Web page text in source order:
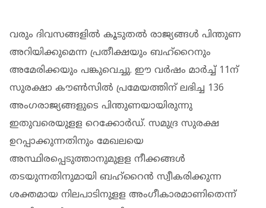
വരും ദിവസങ്ങളില്‍ കൂടുതല്‍ രാജ്യങ്ങള്‍ പിന്തുണ
അറിയിക്കുമെന്ന പ്രതീക്ഷയും ബഹ്‌റൈനും
അമേരിക്കയും പങ്കുവെച്ചു. ഈ വര്‍ഷം മാര്‍ച്ച് 11ന്
സുരക്ഷാ കൗണ്‍സില്‍ പ്രമേയത്തിന് ലഭിച്ച 136
അംഗരാജ്യങ്ങളുടെ പിന്തുണയായിരുന്നു
ഇതുവരെയുളള റെക്കോര്‍ഡ്. സമുദ്ര സുരക്ഷ
ഉറപ്പാക്കുന്നതിനും മേഖലയെ
അസ്ഥിരപ്പെടുത്താനുമുളള നീക്കങ്ങള്‍
തടയുന്നതിനുമായി ബഹ്‌റൈന്‍ സ്വീകരിക്കുന്ന
ശക്തമായ നിലപാടിനുളള അംഗീകാരമാണിതെന്ന്